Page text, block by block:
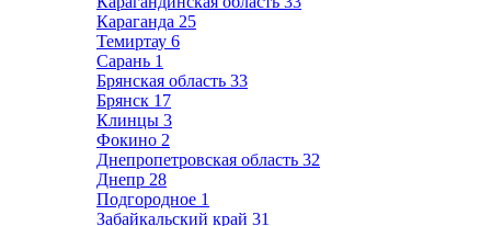
Караганда 25
Темиртау 6
Сарань 1
Брянская область 33
Брянск 17
Клинцы 3
Фокино 2
Днепропетровская область 32
Днепр 28
Подгородное 1
Забайкальский край 31